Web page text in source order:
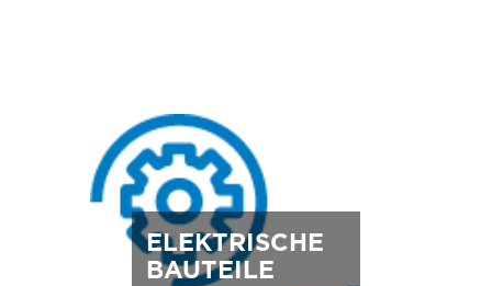
ELEKTRISCHE
BAUTEILE